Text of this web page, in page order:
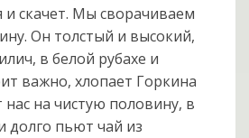
и скачет. Мы сворачиваем
Он толстый и высокий,
в белой рубахе и
важно, хлопает Горкина
нас на чистую половину, в
долго пьют чай из